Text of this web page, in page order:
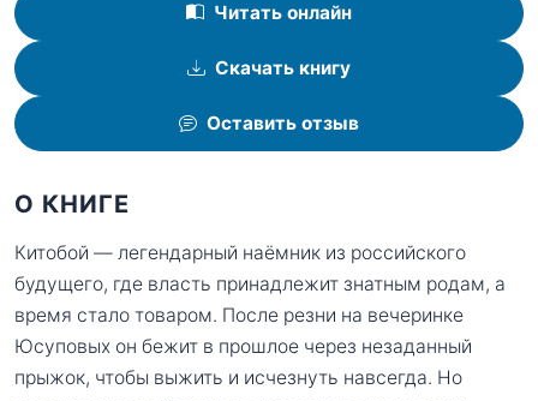
Читать онлайн
Скачать книгу
Оставить отзыв
О КНИГЕ
Китобой — легендарный наёмник из российского
будущего, где власть принадлежит знатным родам, а
время стало товаром. После резни на вечеринке
Юсуповых он бежит в прошлое через незаданный
прыжок, чтобы выжить и исчезнуть навсегда. Но